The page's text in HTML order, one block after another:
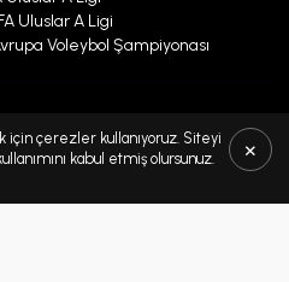
Uluslar A Ligi
Voleybol Şampiyonası
Korunması
çerezler kullanıyoruz. Siteyi
kabul etmiş olursunuz.
×